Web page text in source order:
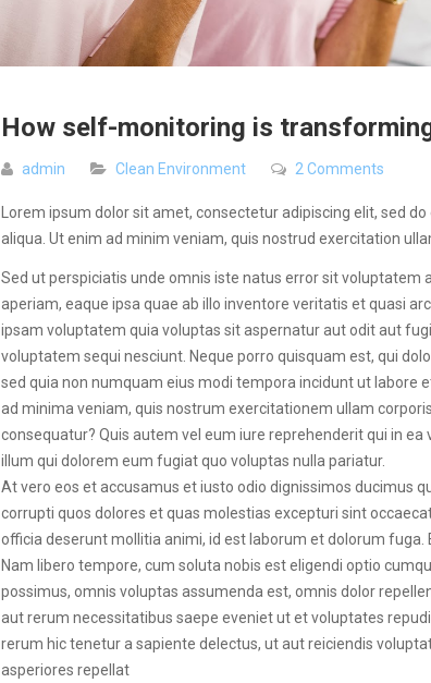
How self-monitoring is
admin Clean Environment 2 Comments
Lorem ipsum dolor sit amet, consectetur adipiscing elit, sed
aliqua. Ut enim ad minim veniam, quis nostrud exercitation
Sed ut perspiciatis unde omnis iste natus error sit
aperiam, eaque ipsa quae ab illo inventore veritatis et quasi
ipsam voluptatem quia voluptas sit aspernatur aut odit aut
voluptatem sequi nesciunt. Neque porro quisquam est, qui
sed quia non numquam eius modi tempora incidunt ut labore
ad minima veniam, quis nostrum exercitationem ullam
consequatur? Quis autem vel eum iure reprehenderit qui in
illum qui dolorem eum fugiat quo voluptas nulla pariatur.
At vero eos et accusamus et iusto odio dignissimos ducimus
corrupti quos dolores et quas molestias excepturi sint
officia deserunt mollitia animi, id est laborum et dolorum
Nam libero tempore, cum soluta nobis est eligendi optio
possimus, omnis voluptas assumenda est, omnis dolor
aut rerum necessitatibus saepe eveniet ut et voluptates
rerum hic tenetur a sapiente delectus, ut aut reiciendis
asperiores repellat